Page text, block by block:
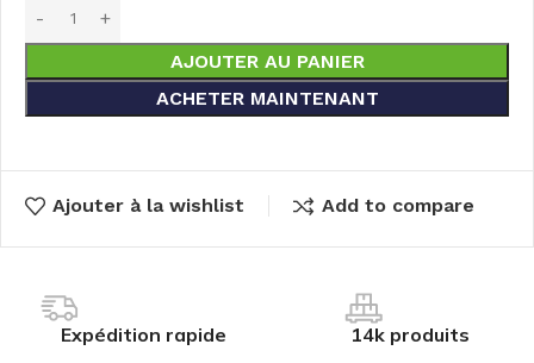
AJOUTER AU PANIER
ACHETER MAINTENANT
Ajouter à la wishlist Add to compare
Expédition rapide 14k produits